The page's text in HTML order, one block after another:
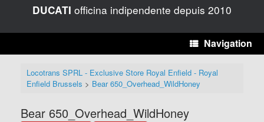
DUCATI officina indipendente depuis 2010
Navigation
Locotrans SPRL - Exclusive Store Royal Enfield - Royal
Enfield Brussels > Bear 650_Overhead_WildHoney
Bear 650_Overhead_WildHoney